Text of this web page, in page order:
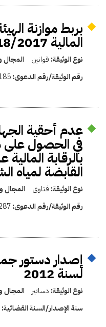
بربط موازنة
المالية 2018/2017
نوع الوثيقة: قوانين المجال
رقم الوثيقة/رقم الدعوى:
عدم أحقية
في الحصول على
بالرقابة
القابضة لمياه
نوع الوثيقة: فتاوى المجال
رقم الوثيقة/رقم الدعوى:
إصدار دستور
لسنة 2012
نوع الوثيقة: دساتير المجال
سنة الإصدار/السنة القضائية: